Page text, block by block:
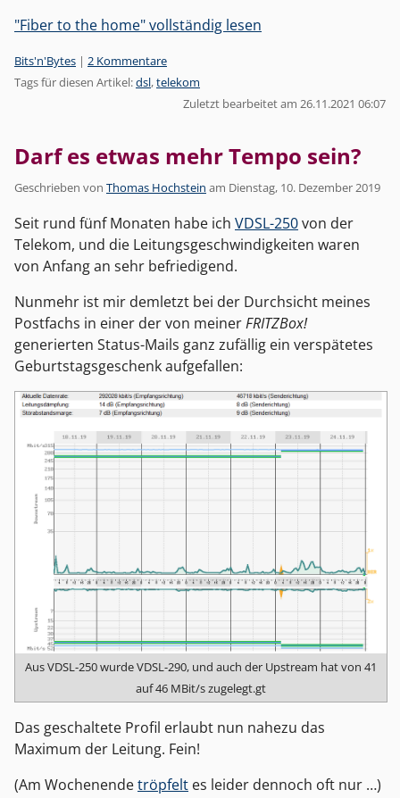
"Fiber to the home" vollständig lesen
Kategorien:
Bits'n'Bytes | 2 Kommentare
Tags für diesen Artikel:dsl,telekom
Zuletzt bearbeitet am 26.11.2021 06:07
Darf es etwas mehr Tempo sein?
Geschrieben von Thomas Hochstein am Dienstag, 10. Dezember 2019
Seit rund fünf Monaten habe ich VDSL-250von der
Telekom, und die Leitungsgeschwindigkeiten waren
von Anfang an sehr befriedigend.
Nunmehr ist mir demletzt bei der Durchsicht meines
Postfachs in einer der von meinerFRITZBox!
generierten Status-Mails ganz zufällig ein verspätetes
Geburtstagsgeschenk aufgefallen:
Aus VDSL-250 wurde VDSL-290, und auch der Upstream hat von 41
auf 46 MBit/s zugelegt.gt
Das geschaltete Profil erlaubt nun nahezu das
Maximum der Leitung. Fein!
(Am Wochenendetröpfelt es leider dennoch oft nur …)